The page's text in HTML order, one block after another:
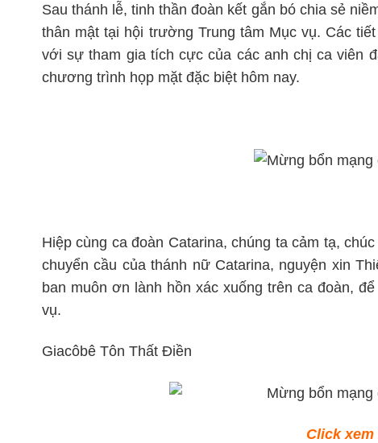
Sau thánh lễ, tinh thần đoàn kết gắn bó chia sẻ
thân mật tại hội trường Trung tâm Mục vụ. Các
với sự tham gia tích cực của các anh chị ca viên
chương trình họp mặt đặc biệt hôm nay.
Hiệp cùng ca đoàn Catarina, chúng ta cảm tạ,
chuyển cầu của thánh nữ Catarina, nguyện xin
ban muôn ơn lành hồn xác xuống trên ca đoàn,
vụ.
Giacôbê Tôn Thất Điền
Click